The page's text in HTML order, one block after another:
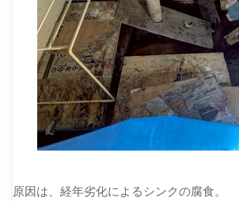
原因は、経年劣化によるシンクの腐食。